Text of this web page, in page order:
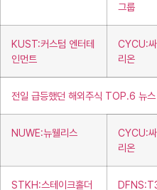
그룹
KUST:커스텀 엔터테
인먼트
CYCU:
리온
전일 급등했던 해외주식 TOP.6 뉴스
NUWE:뉴웰리스
CYCU:
리온
STKH:스테이크홀더